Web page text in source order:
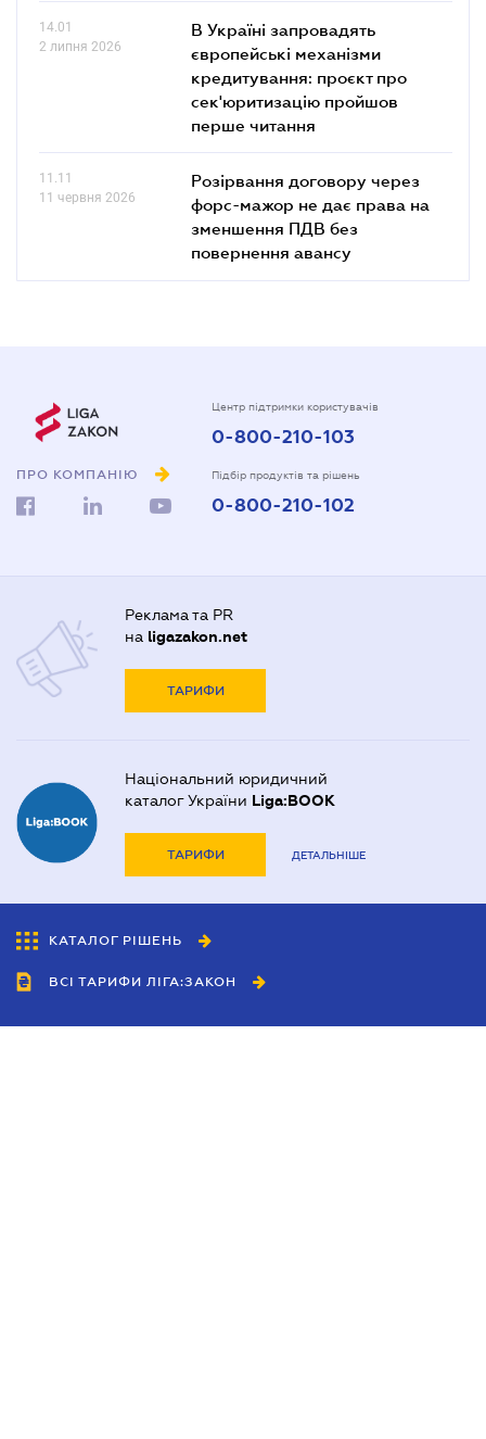
14.01
2 липня 2026
В Україні запровадять
європейські механізми
кредитування: проєкт про
сек'юритизацію пройшов
перше читання
11.11
11 червня 2026
Розірвання договору через
форс-мажор не дає права на
зменшення ПДВ без
повернення авансу
ПРО КОМПАНІЮ
Центр підтримки користувачів
0-800-210-103
Підбір продуктів та рішень
0-800-210-102
Реклама та PR
на ligazakon.net
ТАРИФИ
Національний юридичний
каталог України Liga:BOOK
ТАРИФИ ДЕТАЛЬНІШЕ
КАТАЛОГ РІШЕНЬ
ВСІ ТАРИФИ ЛІГА:ЗАКОН